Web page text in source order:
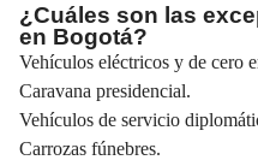
¿Cuáles son las
en Bogotá?
Vehículos eléctricos y de cero
Caravana presidencial.
Vehículos de servicio
Carrozas fúnebres.